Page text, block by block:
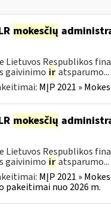
mokesčių
Lietuvos Respublikos
gaivinimo ir atsparumo...
MĮP 2021 »
mokesčių
Lietuvos Respublikos
gaivinimo ir atsparumo...
MĮP 2021 »
nuo 2026 m.